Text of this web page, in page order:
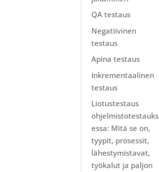
QA testaus
Negatiivinen
testaus
Apina testaus
Inkrementaalinen
testaus
Liotustestaus
ohjelmistotestauks
essa: Mitä se on,
tyypit, prosessit,
lähestymistavat,
työkalut ja paljon